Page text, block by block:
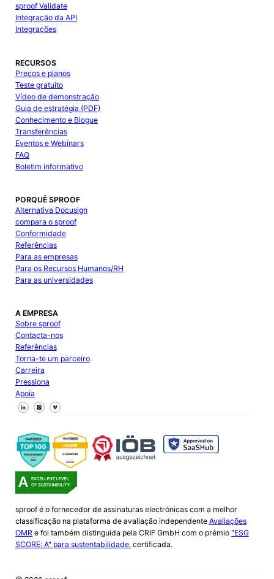
sproof Validate
Integração da API
Integrações
RECURSOS
Preços e planos
Teste gratuito
Vídeo de demonstração
Guia de estratégia (PDF)
Conhecimento e Blogue
Transferências
Eventos e Webinars
FAQ
Boletim informativo
PORQUÊ SPROOF
Alternativa Docusign
compara o sproof
Conformidade
Referências
Para as empresas
Para os Recursos Humanos/RH
Para as universidades
A EMPRESA
Sobre sproof
Contacta-nos
Referências
Torna-te um parceiro
Carreira
Pressiona
Apoia
Segue-nos no Facebook
Segue-nos no X
Segue-nos no LinkedIn
sproof é o fornecedor de assinaturas electrónicas com a melhor
classificação na plataforma de avaliação independente Avaliações
OMR e foi também distinguida pela CRIF GmbH com o prémio "ESG
SCORE: A" para sustentabilidade. certificada.